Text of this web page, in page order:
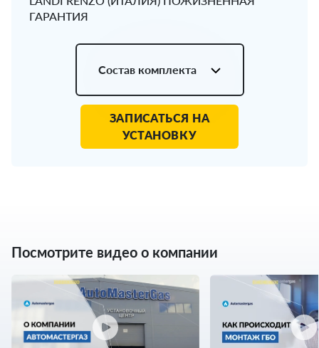
ГАРАНТИЯ
Состав комплекта
ЗАПИСАТЬСЯ НА
УСТАНОВКУ
Посмотрите видео о компании